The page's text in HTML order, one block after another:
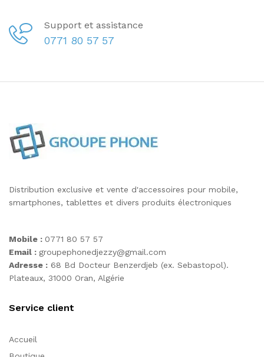
Support et assistance
0771 80 57 57
Distribution exclusive et vente d'accessoires pour mobile,
smartphones, tablettes et divers produits électroniques
Mobile : 0771 80 57 57
Email : groupephonedjezzy@gmail.com
Adresse : 68 Bd Docteur Benzerdjeb (ex. Sebastopol).
Plateaux, 31000 Oran, Algérie
Service client
Accueil